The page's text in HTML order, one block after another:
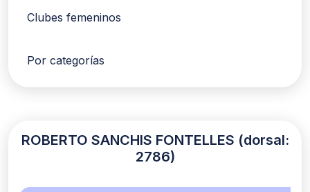
Clubes femeninos
Por categorías
ROBERTO SANCHIS FONTELLES (dorsal:
2786)